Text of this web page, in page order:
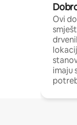
Ovi
imaju